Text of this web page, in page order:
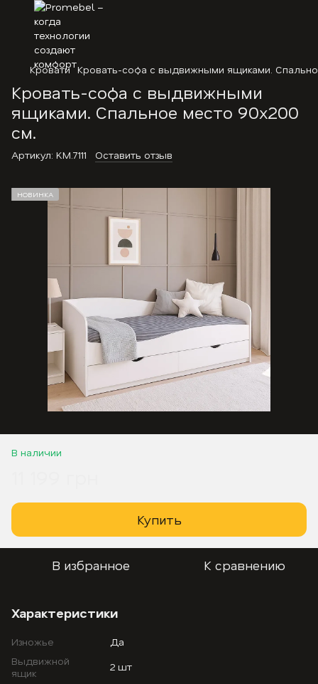
Кровати Кровать-софа с выдвижными ящиками.
Кровать-софа с выдвижными
ящиками. Спальное место 90х200
см.
Артикул: KM.7111 Оставить отзыв
НОВИНКА
В наличии
Купить
В избранное К сравнению
Характеристики
Изножье
Да
Выдвижной
ящик
2 шт